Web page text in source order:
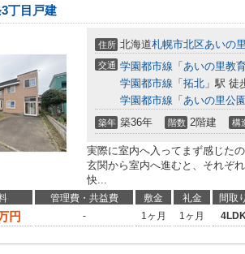
丁目戸建
住所 北海道札幌市北区あいの
交通 学園都市線 「 あいの里教
学園都市線 「 拓北 」駅 徒
学園都市線 「 あいの里公園
築年 築36年 階数 2階建 構
実際に室内へ入ってまず感じた
玄関から室内へ進むと、それぞ
快...
管理費・共益費 敷金 礼金 間取り
円 - 1ヶ月 1ヶ月